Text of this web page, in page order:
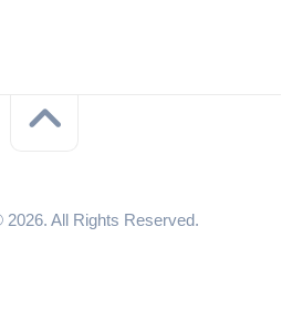
All Rights Reserved.